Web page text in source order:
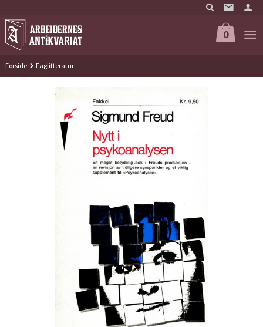
til
innholdet
0
Forside Faglitteratur